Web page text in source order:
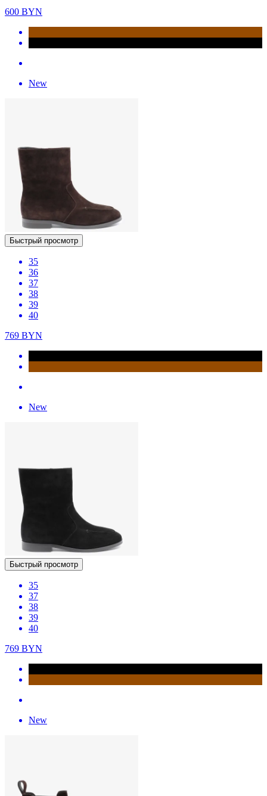
600 BYN
New
Быстрый просмотр
35
36
37
38
39
40
769 BYN
New
Быстрый просмотр
35
37
38
39
40
769 BYN
New